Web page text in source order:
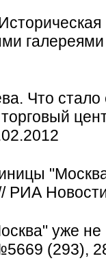
Что стало
РИА
уже не
(293),